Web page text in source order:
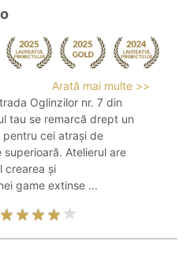
Arată mai multe >>
Oglinzilor nr. 7 din
tau se remarcă drept un
cei atrași de
Atelierul are
crearea și
game extinse ...